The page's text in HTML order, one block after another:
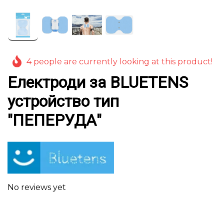
4 people are currently looking at this product!
Електроди за BLUETENS
устройство тип
"ПЕПЕРУДА"
No reviews yet